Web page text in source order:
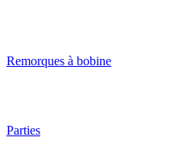
Remorques à bobine
Parties